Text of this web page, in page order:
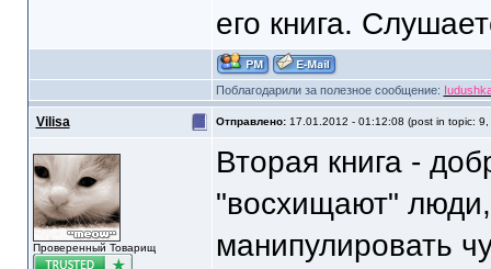
его книга.
Поблагодарили за полезное сообщение:
Vilisa Отправлено: 17.01.2012 - 01:12:08 (post in topic: 9,
Проверенный Товарищ
Вторая книга -
"восхищают"
манипулировать